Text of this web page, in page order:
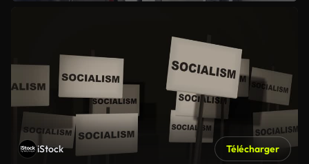
iStock Télécharger